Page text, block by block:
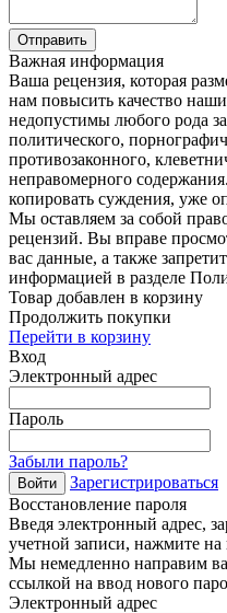
Отправить
Важная информация
Ваша рецензия, которая
нам повысить качество
недопустимы любого рода
политического,
противозаконного,
неправомерного
копировать суждения, уже
Мы оставляем за собой
рецензий. Вы вправе
вас данные, а также
информацией в разделе
Товар добавлен в корзину
Продолжить покупки
Перейти в корзину
Вход
Электронный адрес
Пароль
Забыли пароль?
Войти
Зарегистрироваться
Восстановление пароля
Введя электронный адрес,
учетной записи, нажмите
Мы немедленно направим
ссылкой на ввод нового
Электронный адрес